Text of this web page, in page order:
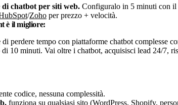
chatbot per siti web. Configuralo in 5 minuti con il
/Zoho per prezzo + velocità.
è il migliore:
di perdere tempo con piattaforme chatbot complesse
10 minuti. Vai oltre i chatbot, acquisisci lead 24/7,
codice, nessuna complessità.
funziona su qualsiasi sito (WordPress, Shopify,